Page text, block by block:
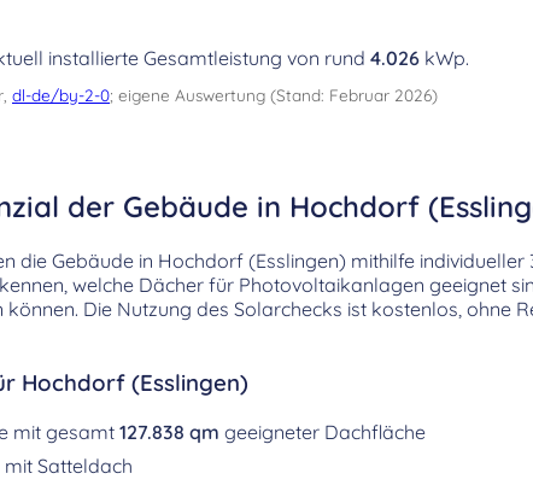
installierte Gesamtleistung von rund 4.026 kWp.
dl-de/by-2-0; eigene Auswertung (Stand: Februar 2026)
der Gebäude in Hochdorf
die Gebäude in Hochdorf (Esslingen) mithilfe individueller
welche Dächer für Photovoltaikanlagen geeignet
Die Nutzung des Solarchecks ist kostenlos, ohne
Hochdorf (Esslingen)
mit gesamt 127.838 qm geeigneter Dachfläche
mit Satteldach